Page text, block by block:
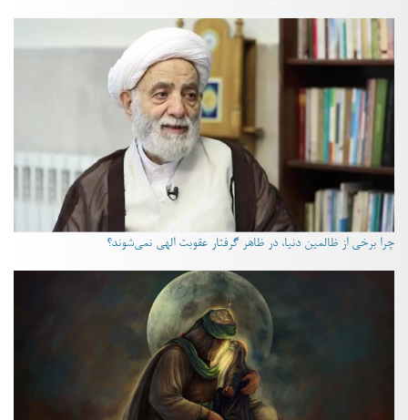
چرا برخی از ظالمین دنیا، در ظاهر گرفتار عقوبت الهی نمی‌شوند؟